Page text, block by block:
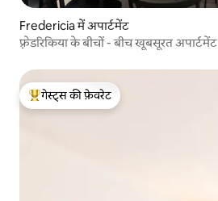
Fredericia में अपार्टमेंट
फ़्रेडरिकिया के बीचों - बीच खूबसूरत अपार्टमेंट
गेस्ट्स का टॉप फ़ेवरेट
गेस्ट्स की फ़ेवरेट